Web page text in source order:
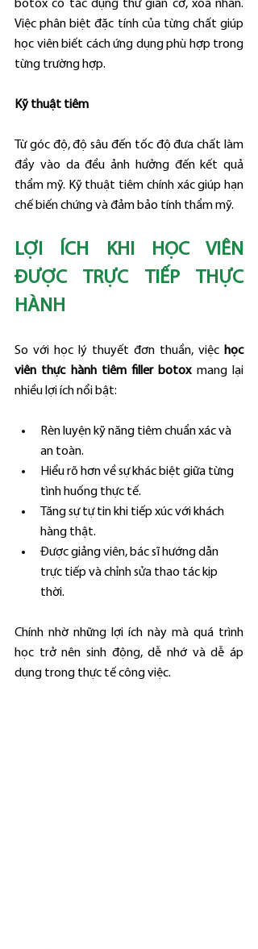
botox có tác dụng thư giãn cơ, xóa nhăn.
Việc phân biệt đặc tính của từng chất giúp
học viên biết cách ứng dụng phù hợp trong
từng trường hợp.
Kỹ thuật tiêm
Từ góc độ, độ sâu đến tốc độ đưa chất làm
đầy vào da đều ảnh hưởng đến kết quả
thẩm mỹ. Kỹ thuật tiêm chính xác giúp hạn
chế biến chứng và đảm bảo tính thẩm mỹ.
LỢI ÍCH KHI HỌC VIÊN
ĐƯỢC TRỰC TIẾP THỰC
HÀNH
So với học lý thuyết đơn thuần, việc học
viên thực hành tiêm filler botox mang lại
nhiều lợi ích nổi bật:
Rèn luyện kỹ năng tiêm chuẩn xác và
an toàn.
Hiểu rõ hơn về sự khác biệt giữa từng
tình huống thực tế.
Tăng sự tự tin khi tiếp xúc với khách
hàng thật.
Được giảng viên, bác sĩ hướng dẫn
trực tiếp và chỉnh sửa thao tác kịp
thời.
Chính nhờ những lợi ích này mà quá trình
học trở nên sinh động, dễ nhớ và dễ áp
dụng trong thực tế công việc.